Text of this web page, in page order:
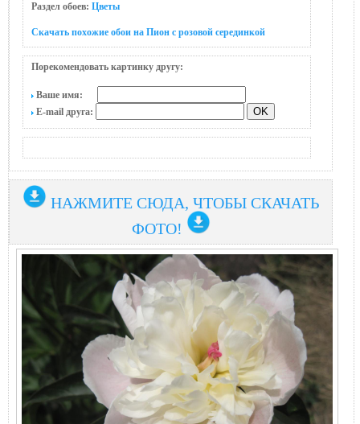
Раздел обоев: Цветы
Скачать похожие обои на Пион с розовой серединкой
Порекомендовать картинку другу:
Ваше имя:
E-mail друга:
НАЖМИТЕ СЮДА, ЧТОБЫ СКАЧАТЬ
ФОТО!